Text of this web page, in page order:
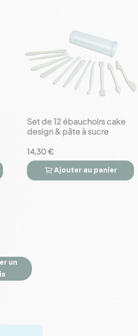
favorite_border
Set de 12 ébauchoirs cake
design & pâte à sucre
14,30 €
 
Ajouter au panier
un